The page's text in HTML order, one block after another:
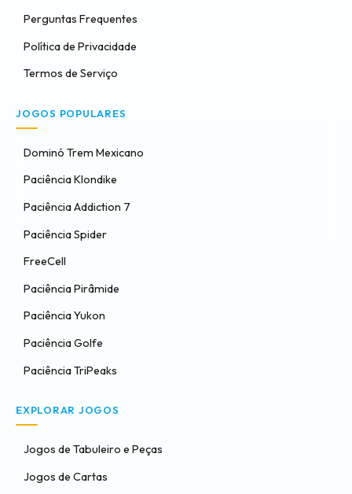
Perguntas Frequentes
Política de Privacidade
Termos de Serviço
JOGOS POPULARES
Dominó Trem Mexicano
Paciência Klondike
Paciência Addiction 7
Paciência Spider
FreeCell
Paciência Pirâmide
Paciência Yukon
Paciência Golfe
Paciência TriPeaks
EXPLORAR JOGOS
Jogos de Tabuleiro e Peças
Jogos de Cartas